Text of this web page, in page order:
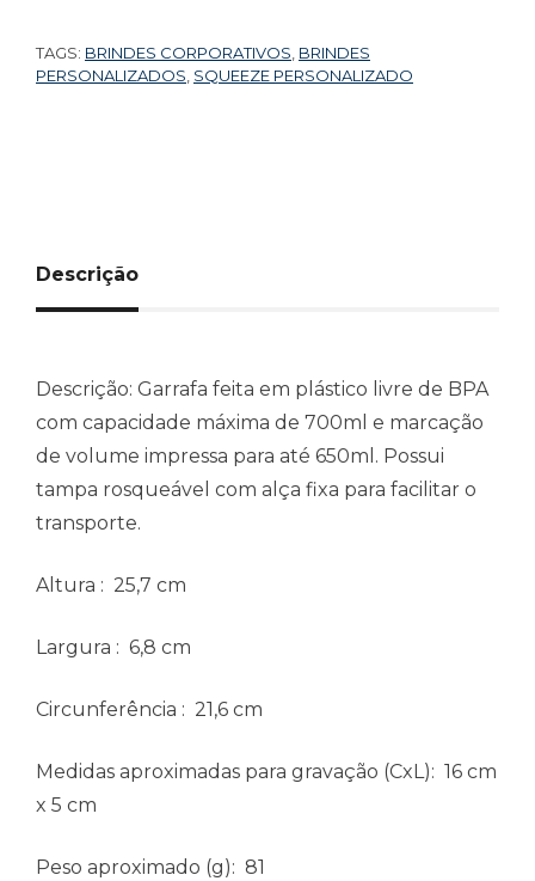
TAGS: BRINDES CORPORATIVOS BRINDES
PERSONALIZADOS SQUEEZE PERSONALIZADO
Descrição
Descrição: Garrafa feita em plástico livre de BPA
com capacidade máxima de 700ml e marcação
de volume impressa para até 650ml. Possui
tampa rosqueável com alça fixa para facilitar o
transporte.
Altura : 25,7 cm
Largura : 6,8 cm
Circunferência : 21,6 cm
Medidas aproximadas para gravação (CxL): 16 cm
x 5 cm
Peso aproximado (g): 81